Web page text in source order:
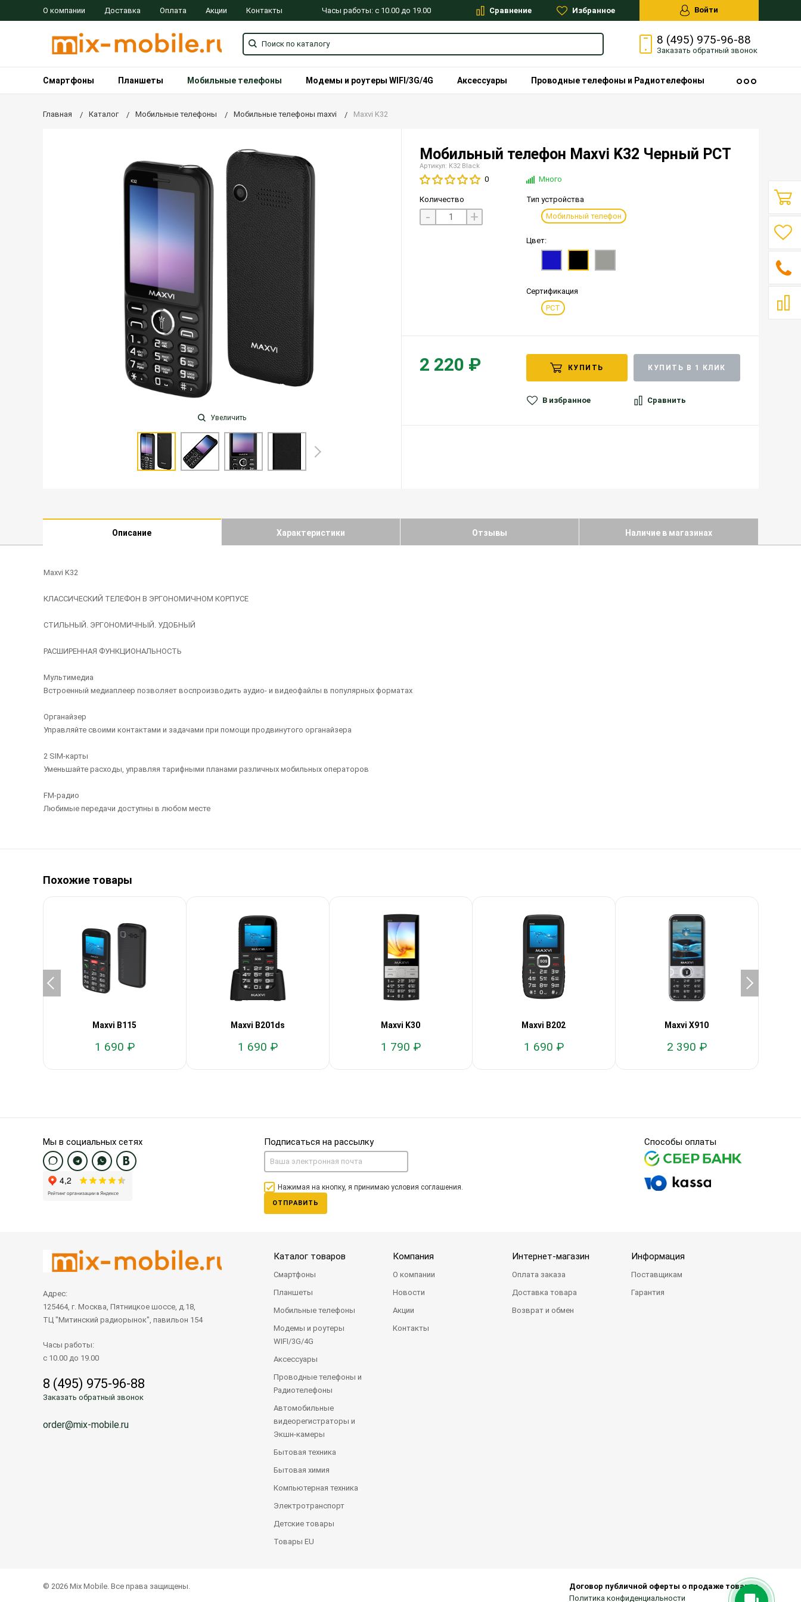
О компании Доставка Оплата Акции Контакты Часы работы: с 10.00 до 19.00 Сравнение Избранное Войти
8 (495) 975-96-88
Заказать обратный звонок
Смартфоны Планшеты Мобильные телефоны Модемы и роутеры WIFI/3G/4G Аксессуары Проводные телефоны и Радиотелефоны
Главная Каталог Мобильные телефоны Мобильные телефоны maxvi Maxvi K32
Увеличить
Мобильный телефон Maxvi K32 Черный РСТ
Артикул: K32 Black
0 Много
Количество
- +
Тип устройства
Мобильный телефон
Цвет:
Сертификация
РСТ
2 220 ₽ КУПИТЬ КУПИТЬ В 1 КЛИК
В избранное Сравнить
Описание Характеристики Отзывы Наличие в магазинах
Maxvi K32
КЛАССИЧЕСКИЙ ТЕЛЕФОН В ЭРГОНОМИЧНОМ КОРПУСЕ
СТИЛЬНЫЙ. ЭРГОНОМИЧНЫЙ. УДОБНЫЙ
РАСШИРЕННАЯ ФУНКЦИОНАЛЬНОСТЬ
Мультимедиa
Встроенный медиаплеер позволяет воспроизводить аудио- и видеофайлы в популярных форматах
Органайзер
Управляйте своими контактами и задачами при помощи продвинутого органайзера
2 SIM-карты
Уменьшайте расходы, управляя тарифными планами различных мобильных операторов
FM-радио
Любимые передачи доступны в любом месте
Похожие товары
Maxvi B115
1 690 ₽
Maxvi B201ds
1 690 ₽
Maxvi K30
1 790 ₽
Maxvi B202
1 690 ₽
Maxvi X910
2 390 ₽
Мы в социальных сетях Подписаться на рассылку
Нажимая на кнопку, я принимаю условия соглашения.
ОТПРАВИТЬ
Способы оплаты
Адрес:
125464, г. Москва, Пятницкое шоссе, д.18,
ТЦ "Митинский радиорынок", павильон 154
Часы работы:
с 10.00 до 19.00
8 (495) 975-96-88
Заказать обратный звонок
order@mix-mobile.ru
Каталог товаров
Смартфоны
Планшеты
Мобильные телефоны
Модемы и роутеры
WIFI/3G/4G
Аксессуары
Проводные телефоны и
Радиотелефоны
Автомобильные
видеорегистраторы и
Экшн-камеры
Бытовая техника
Бытовая химия
Компьютерная техника
Электротранспорт
Детские товары
Товары EU
Компания
О компании
Новости
Акции
Контакты
Интернет-магазин
Оплата заказа
Доставка товара
Возврат и обмен
Информация
Поставщикам
Гарантия
© 2026 Mix Mobile. Все права защищены.
Договор публичной оферты о продаже товаров
Политика конфиденциальности